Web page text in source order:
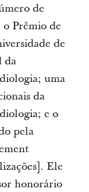
de
Prêmio de
de
da
uma
da
e o
pela
Ele
honorário